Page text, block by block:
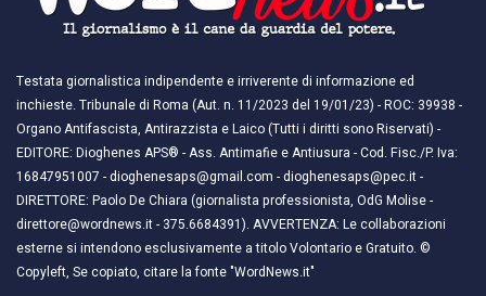
Testata giornalistica indipendente e irriverente di informazione ed
inchieste. Tribunale di Roma (Aut. n. 11/2023 del 19/01/23) - ROC: 39938 -
Organo Antifascista, Antirazzista e Laico (Tutti i diritti sono Riservati) -
EDITORE: Dioghenes APS® - Ass. Antimafie e Antiusura - Cod. Fisc./P. Iva:
16847951007 - dioghenesaps@gmail.com - dioghenesaps@pec.it - ​​
DIRETTORE: Paolo De Chiara (giornalista professionista, OdG Molise -
direttore@wordnews.it - ​​375.6684391). AVVERTENZA: Le collaborazioni
esterne si intendono esclusivamente a titolo Volontario e Gratuito. ©
Copyleft, Se copiato, citare la fonte "WordNews.it"